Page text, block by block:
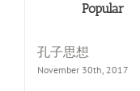
Popular
孔子思想
November 30th, 2017